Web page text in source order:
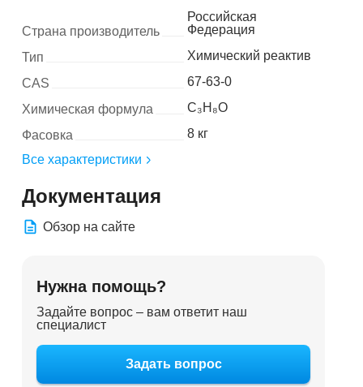
Страна производитель
Российская
Федерация
Тип
Химический реактив
CAS
67-63-0
Химическая формула
C₃H₈O
Фасовка
8 кг
Все характеристики
Документация
Обзор на сайте
Нужна помощь?
Задайте вопрос – вам ответит наш
специалист
Задать вопрос